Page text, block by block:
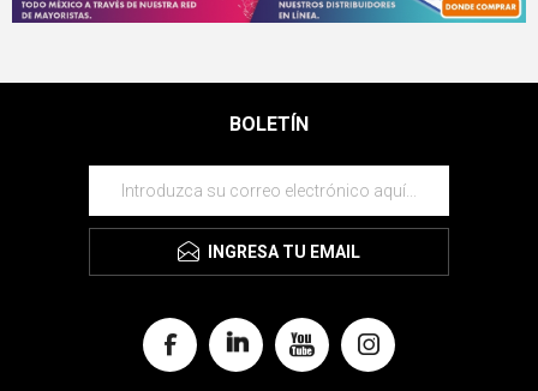
BOLETÍN
INGRESA TU EMAIL